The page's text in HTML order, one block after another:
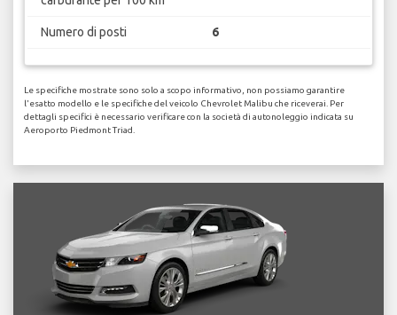
Numero di posti 6
Le specifiche mostrate sono solo a scopo informativo, non possiamo garantire
l'esatto modello e le specifiche del veicolo Chevrolet Malibu che riceverai. Per
dettagli specifici è necessario verificare con la società di autonoleggio indicata su
Aeroporto Piedmont Triad.